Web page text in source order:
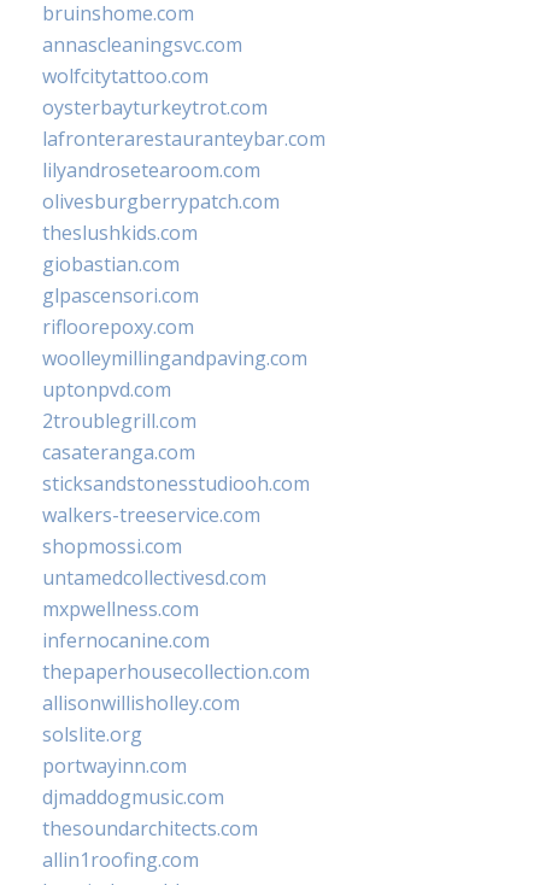
bruinshome.com
annascleaningsvc.com
wolfcitytattoo.com
oysterbayturkeytrot.com
lafronterarestauranteybar.com
lilyandrosetearoom.com
olivesburgberrypatch.com
theslushkids.com
giobastian.com
glpascensori.com
rifloorepoxy.com
woolleymillingandpaving.com
uptonpvd.com
2troublegrill.com
casateranga.com
sticksandstonesstudiooh.com
walkers-treeservice.com
shopmossi.com
untamedcollectivesd.com
mxpwellness.com
infernocanine.com
thepaperhousecollection.com
allisonwillisholley.com
solslite.org
portwayinn.com
djmaddogmusic.com
thesoundarchitects.com
allin1roofing.com